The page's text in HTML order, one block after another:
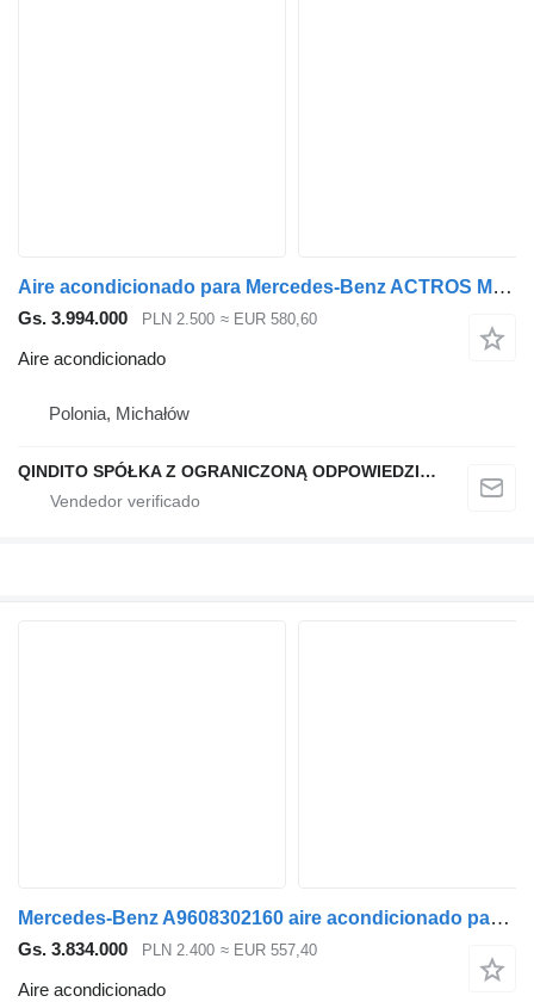
Aire acondicionado para Mercedes-Benz ACTROS MP4 cabeza tractora
Gs. 3.994.000 PLN 2.500 ≈ EUR 580,60
Aire acondicionado
Polonia, Michałów
QINDITO SPÓŁKA Z OGRANICZONĄ ODPOWIEDZIALNOŚCIĄ
Mercedes-Benz A9608302160 aire acondicionado para Mercedes-Benz ACTROS MP4 cabeza tractora
Gs. 3.834.000 PLN 2.400 ≈ EUR 557,40
Aire acondicionado